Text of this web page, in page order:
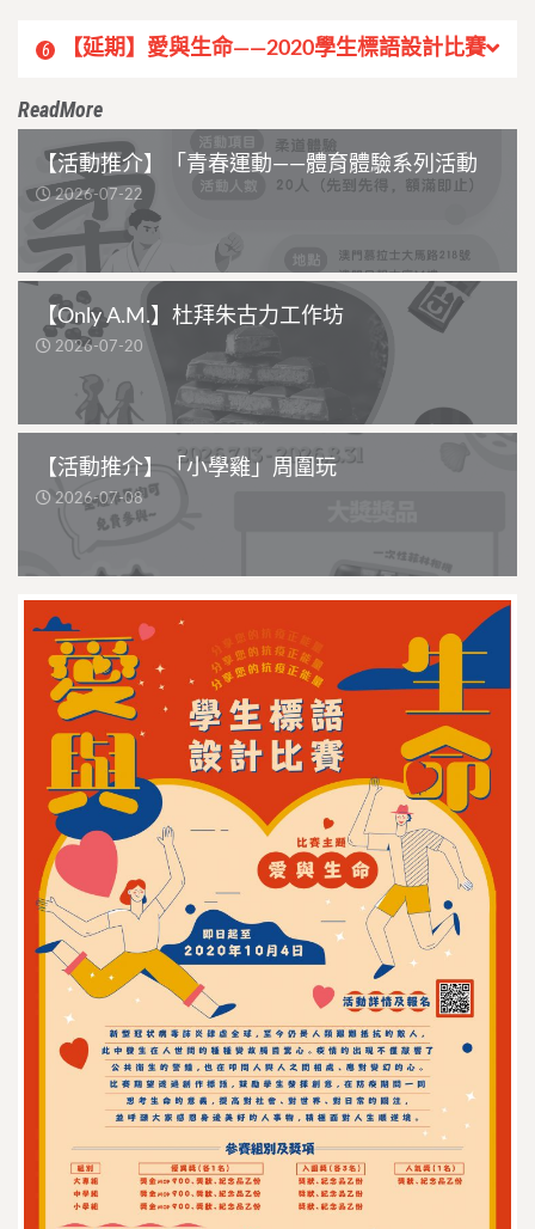
6 【延期】愛與生命——2020學生標語設計比賽
ReadMore
【活動推介】「青春運動——體育體驗系列活動
2026-07-22
【Only A.M.】杜拜朱古力工作坊
2026-07-20
【活動推介】「小學雞」周圍玩
2026-07-08